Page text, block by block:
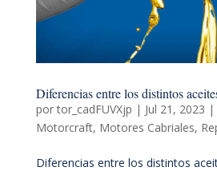
Diferencias entre los distintos
portor_cadFUVXjp | Jul 21, 2023 |
Motorcraft, Motores Cabriales,
Diferencias entre los distintos